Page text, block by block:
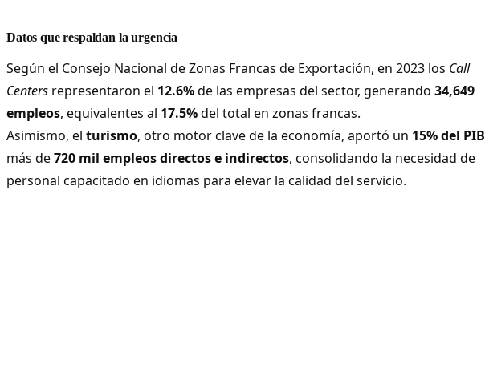
Datos que respaldan la urgencia
Según el Consejo Nacional de Zonas Francas de Exportación, en 2023 los Call
Centers representaron el 12.6%de las empresas del sector, generando 34,649
empleos, equivalentes al 17.5%del total en zonas francas.
Asimismo, el turismo, otro motor clave de la economía, aportó un 15% del PIB
más de720 mil empleos directos e indirectos, consolidando la necesidad de
personal capacitado en idiomas para elevar la calidad del servicio.